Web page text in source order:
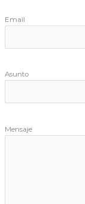
Email
Asunto
Mensaje